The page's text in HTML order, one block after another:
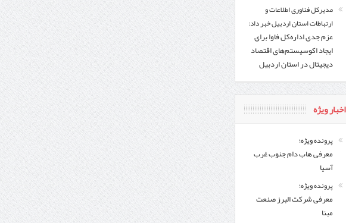
مدیرکل فناوری اطلاعات و
ارتباطات استان اردبیل خبر داد:
عزم جدی اداره‌کل فاوا برای
ایجاد اکوسیستم‌های اقتصاد
دیجیتال در استان اردبیل
اخبار ویژه
پرونده ویژه؛
معرفی هاب دام جنوب غرب
آسیا
پرونده ویژه؛
معرفی شركت البرز صنعت
مبنا